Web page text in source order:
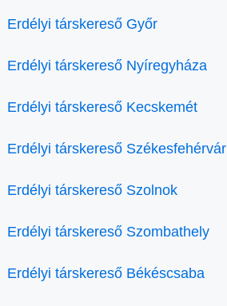
Erdélyi társkereső Győr
Erdélyi társkereső Nyíregyháza
Erdélyi társkereső Kecskemét
Erdélyi társkereső Székesfehérvár
Erdélyi társkereső Szolnok
Erdélyi társkereső Szombathely
Erdélyi társkereső Békéscsaba